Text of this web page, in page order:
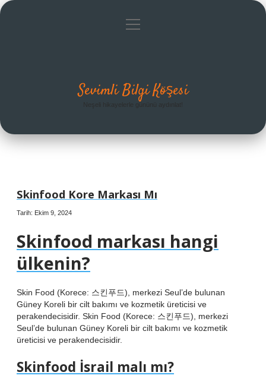
Gizlilik Politikası
menüyü
aç
Sevimli Bilgi Köşesi
Neşeli hikayelerle gününü aydınlat!
Skinfood Kore Markası Mı
Tarih: Ekim 9, 2024
Skinfood markası hangi
ülkenin?
Skin Food (Korece: 스킨푸드), merkezi Seul’de bulunan
Güney Koreli bir cilt bakımı ve kozmetik üreticisi ve
perakendecisidir. Skin Food (Korece: 스킨푸드), merkezi
Seul’de bulunan Güney Koreli bir cilt bakımı ve kozmetik
üreticisi ve perakendecisidir.
Skinfood İsrail malı mı?